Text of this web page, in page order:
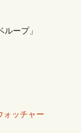
ープ」
ォッチャー